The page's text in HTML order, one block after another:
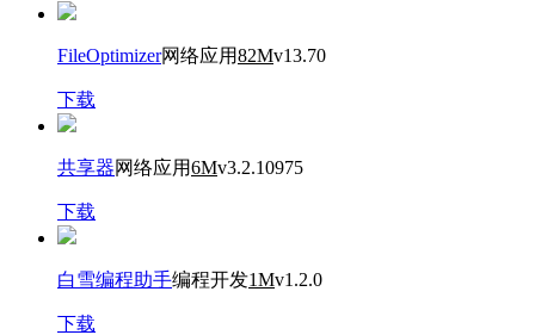
FileOptimizer网络应用82Mv13.70
下载
共享器网络应用6Mv3.2.10975
下载
白雪编程助手编程开发1Mv1.2.0
下载